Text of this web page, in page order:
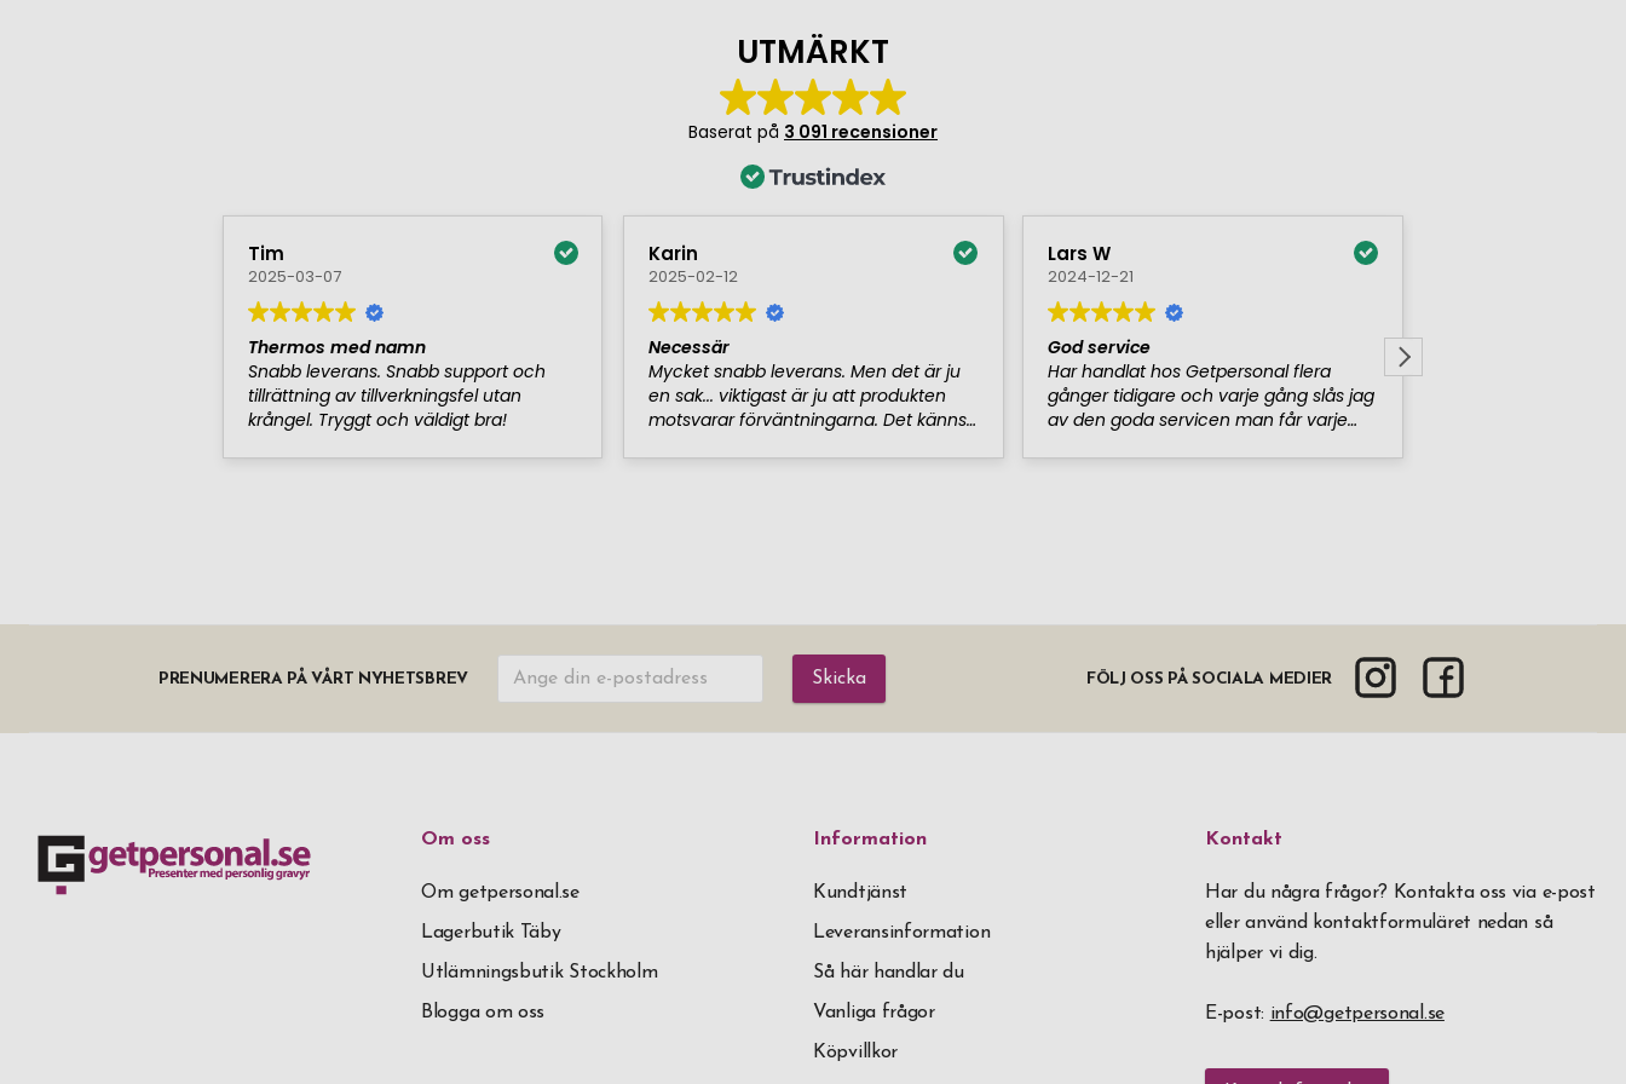
PRENUMERERA PÅ VÅRT NYHETSBREV Skicka FÖLJ OSS PÅ SOCIALA MEDIER
Om oss
Om getpersonal.se
Lagerbutik Täby
Utlämningsbutik Stockholm
Blogga om oss
Information
Kundtjänst
Leveransinformation
Så här handlar du
Vanliga frågor
Köpvillkor
Kontakt
Har du några frågor? Kontakta oss via e-post
eller använd kontaktformuläret nedan så
hjälper vi dig.
E-post: info@getpersonal.se